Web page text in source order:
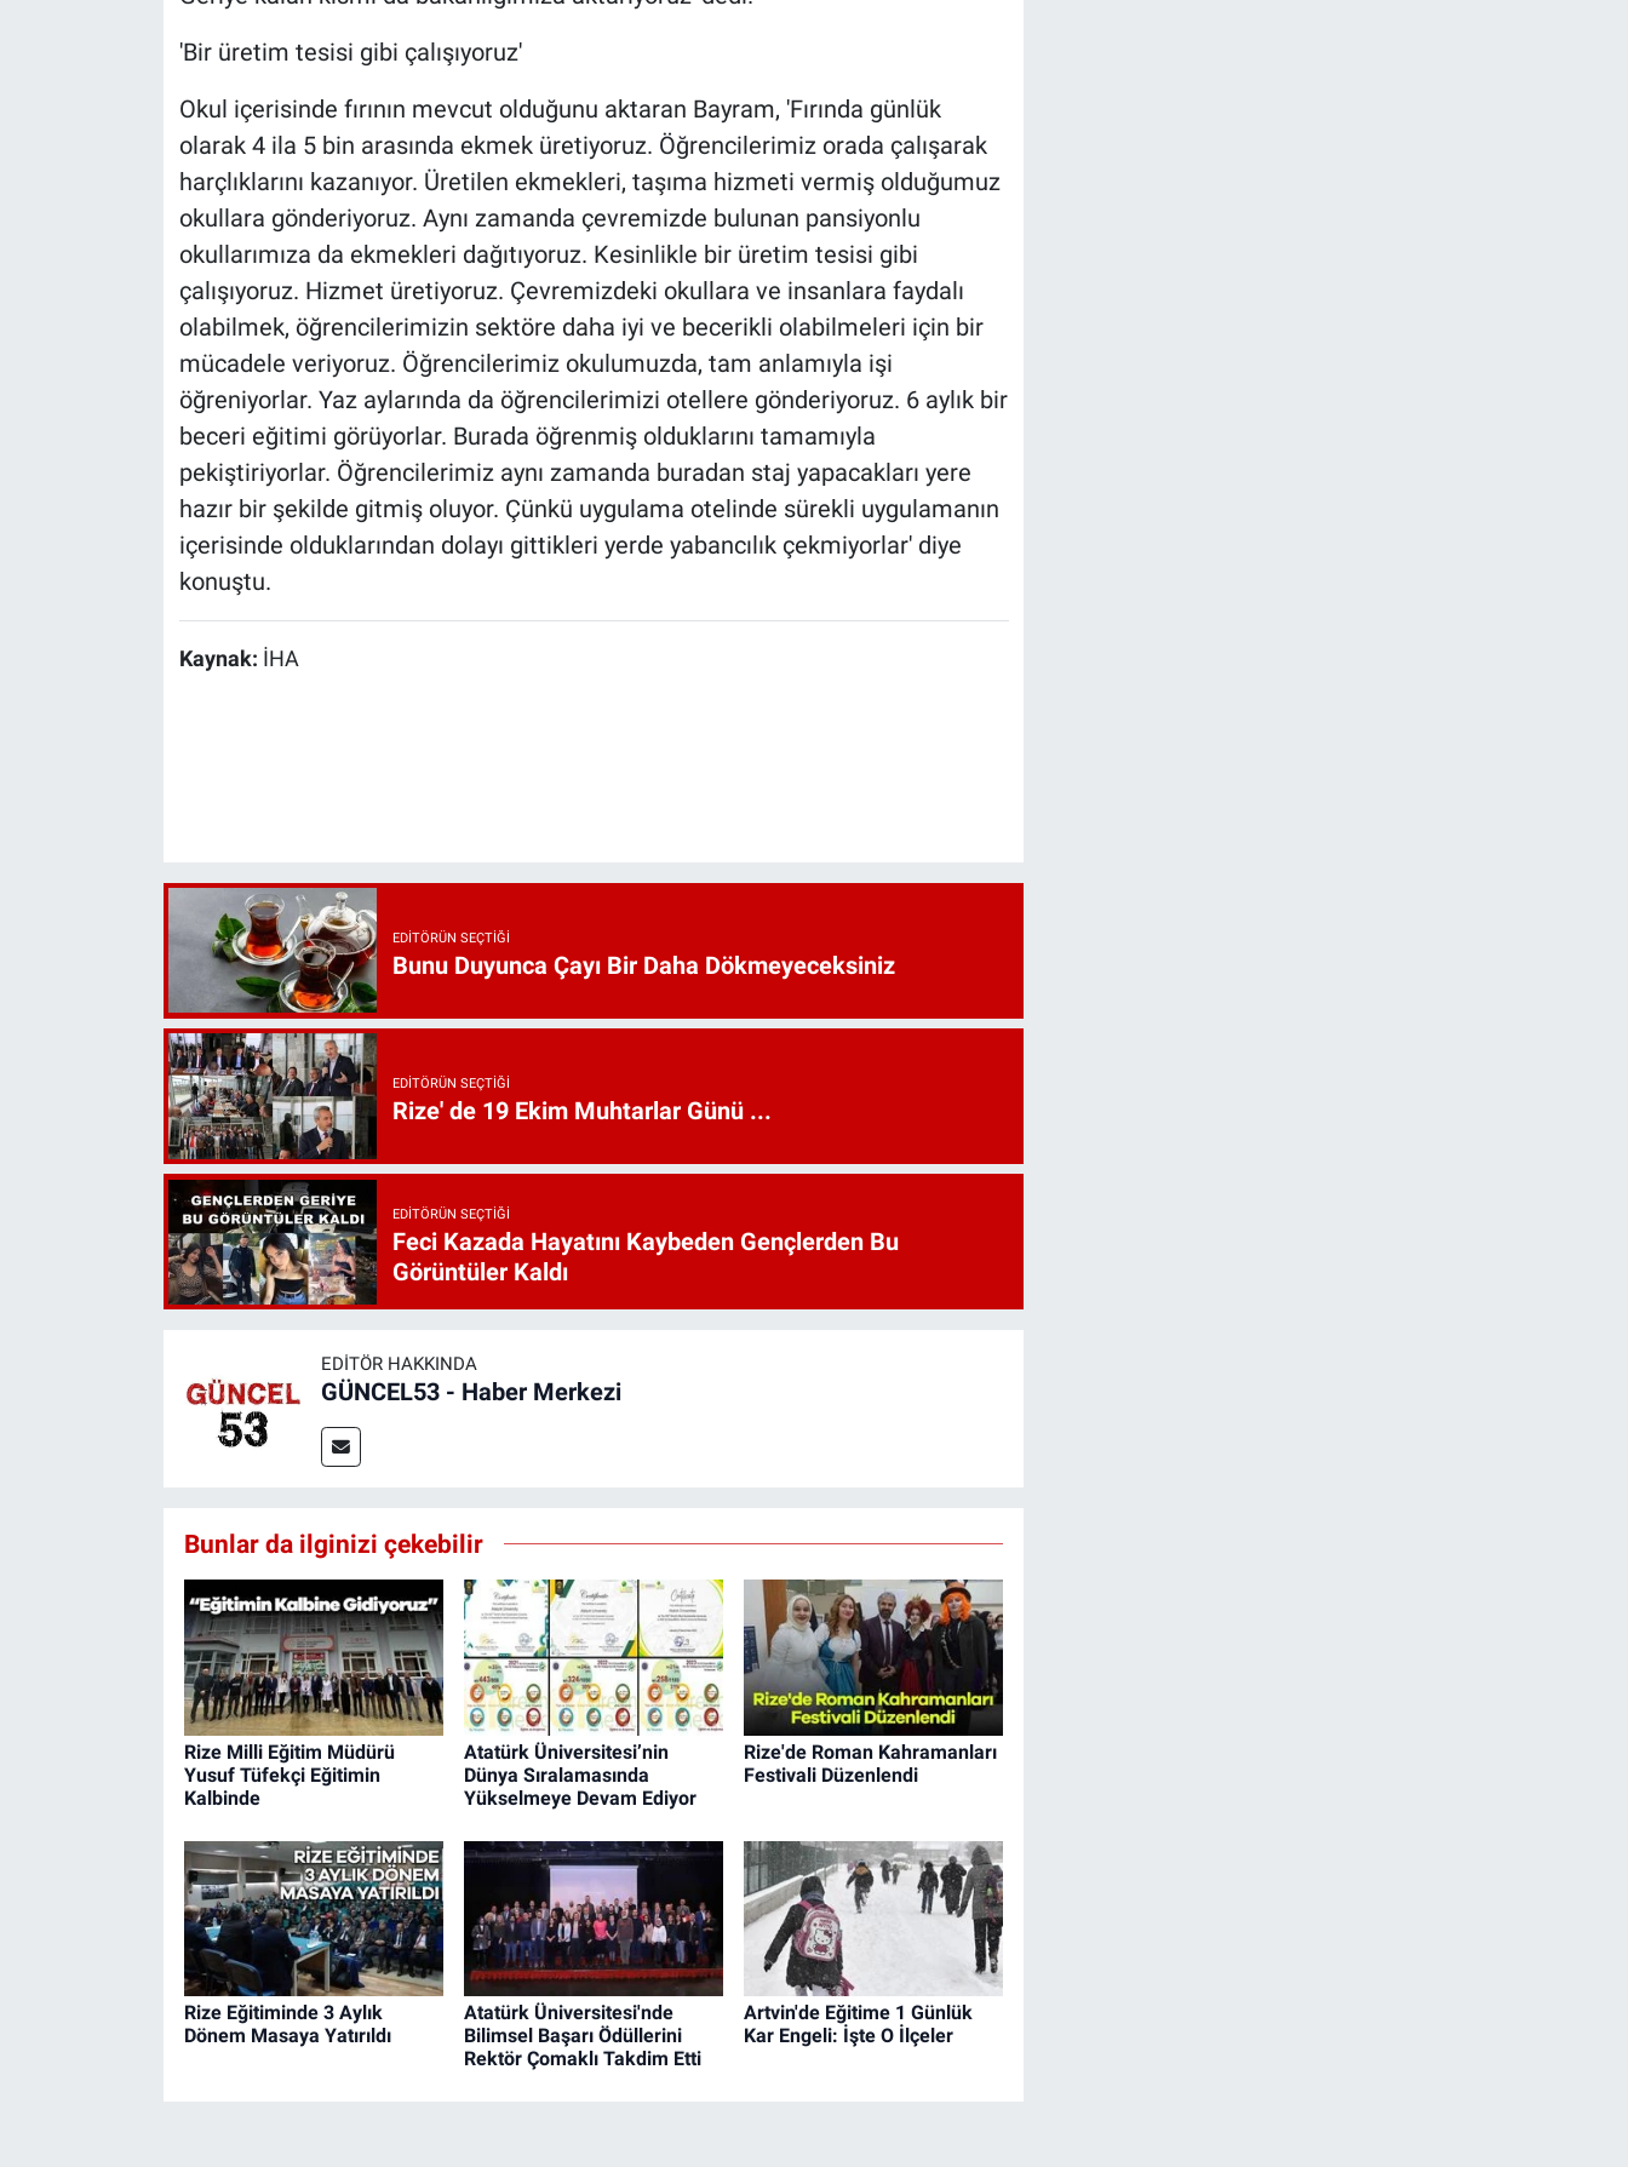
'Bir üretim tesisi gibi çalışıyoruz'
Okul içerisinde fırının mevcut olduğunu aktaran Bayram, 'Fırında günlük
olarak 4 ila 5 bin arasında ekmek üretiyoruz. Öğrencilerimiz orada çalışarak
harçlıklarını kazanıyor. Üretilen ekmekleri, taşıma hizmeti vermiş olduğumuz
okullara gönderiyoruz. Aynı zamanda çevremizde bulunan pansiyonlu
okullarımıza da ekmekleri dağıtıyoruz. Kesinlikle bir üretim tesisi gibi
çalışıyoruz. Hizmet üretiyoruz. Çevremizdeki okullara ve insanlara faydalı
olabilmek, öğrencilerimizin sektöre daha iyi ve becerikli olabilmeleri için bir
mücadele veriyoruz. Öğrencilerimiz okulumuzda, tam anlamıyla işi
öğreniyorlar. Yaz aylarında da öğrencilerimizi otellere gönderiyoruz. 6 aylık bir
beceri eğitimi görüyorlar. Burada öğrenmiş olduklarını tamamıyla
pekiştiriyorlar. Öğrencilerimiz aynı zamanda buradan staj yapacakları yere
hazır bir şekilde gitmiş oluyor. Çünkü uygulama otelinde sürekli uygulamanın
içerisinde olduklarından dolayı gittikleri yerde yabancılık çekmiyorlar' diye
konuştu.
Kaynak: İHA
EDITÖRÜN SEÇTIĞI
Bunu Duyunca Çayı Bir Daha Dökmeyeceksiniz
EDITÖRÜN SEÇTIĞI
Rize' de 19 Ekim Muhtarlar Günü ...
EDITÖRÜN SEÇTIĞI
Feci Kazada Hayatını Kaybeden Gençlerden Bu
Görüntüler Kaldı
EDITÖR HAKKINDA
GÜNCEL53 - Haber Merkezi
Bunlar da ilginizi çekebilir
Rize Milli Eğitim Müdürü
Yusuf Tüfekçi Eğitimin
Kalbinde
Atatürk Üniversitesi’nin
Dünya Sıralamasında
Yükselmeye Devam Ediyor
Rize'de Roman Kahramanları
Festivali Düzenlendi
Rize Eğitiminde 3 Aylık
Dönem Masaya Yatırıldı
Atatürk Üniversitesi'nde
Bilimsel Başarı Ödüllerini
Rektör Çomaklı Takdim Etti
Artvin'de Eğitime 1 Günlük
Kar Engeli: İşte O İlçeler